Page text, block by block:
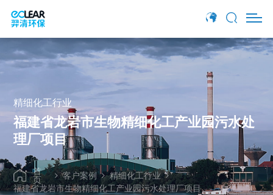
精细化工行业
福建省龙岩市生物精细化工产业园污水处
理厂项目
首
页
客户案例
精细化工行业
福建省龙岩市生物精细化工产业园污水处理厂项目